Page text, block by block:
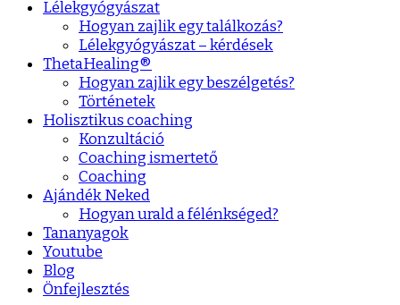
Lélekgyógyászat
Hogyan zajlik egy találkozás?
Lélekgyógyászat – kérdések
ThetaHealing®
Hogyan zajlik egy beszélgetés?
Történetek
Holisztikus coaching
Konzultáció
Coaching ismertető
Coaching
Ajándék Neked
Hogyan urald a félénkséged?
Tananyagok
Youtube
Blog
Önfejlesztés